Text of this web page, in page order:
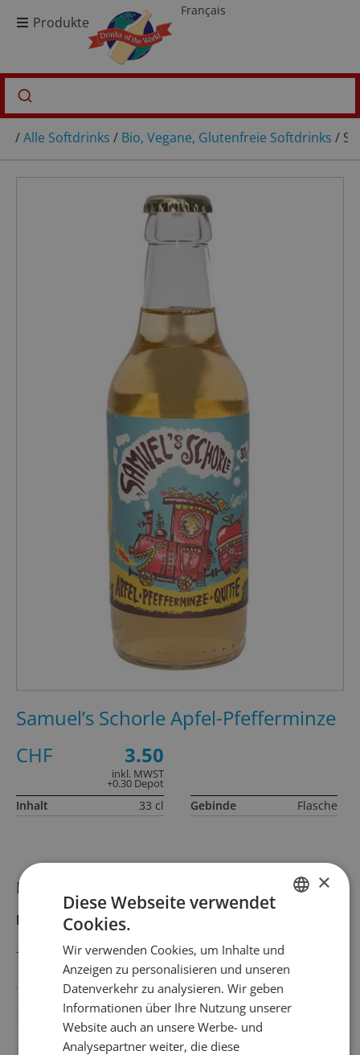
Produkte
Français
/Alle Softdrinks / Bio, Vegane, Glutenfreie Softdrinks /
Informationen zum Produkt
Produktbeschreibung
–
Schweiz
Angaben zu
Ernährungswerten
Samuel’s Schorle Apfel-Pfefferminze
CHF
3.50
inkl. MWST
+0.30 Depot
Inhalt 33 cl Gebinde Flasche
FRENCH
×
Diese Webseite verwendet
Cookies.
Wir verwenden Cookies, um Inhalte und
Anzeigen zu personalisieren und unseren
Datenverkehr zu analysieren. Wir geben
Informationen über Ihre Nutzung unserer
Website auch an unsere Werbe- und
Analysepartner weiter, die diese